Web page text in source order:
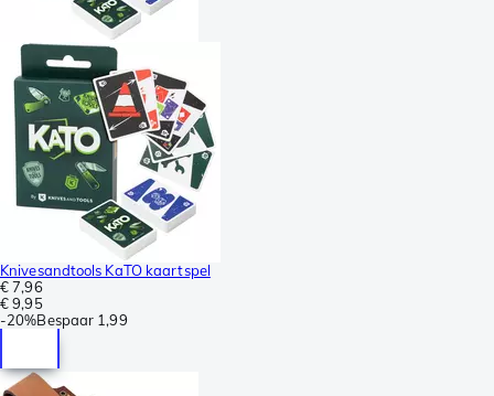
Knivesandtools KaTO kaartspel
€ 7,96
€ 9,95
-20%Bespaar 1,99